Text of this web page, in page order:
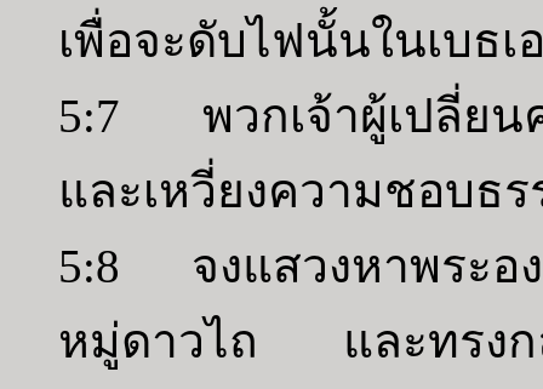
เพื่อจะดับไฟนั้นในเบธเ
5:7 พวกเจ้าผู้เปลี่ยน
และเหวี่ยงความชอบธ
5:8 จงแสวงหาพระอ
หมู่ดาวไถ และทรงกลั